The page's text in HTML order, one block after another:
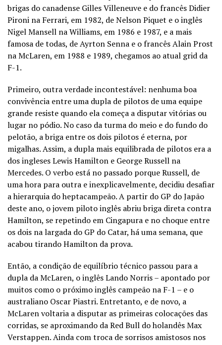
brigas do canadense Gilles Villeneuve e do francês Didier
Pironi na Ferrari, em 1982, de Nelson Piquet e o inglês
Nigel Mansell na Williams, em 1986 e 1987, e a mais
famosa de todas, de Ayrton Senna e o francês Alain Prost
na McLaren, em 1988 e 1989, chegamos ao atual grid da
F-1.
Primeiro, outra verdade incontestável: nenhuma boa
convivência entre uma dupla de pilotos de uma equipe
grande resiste quando ela começa a disputar vitórias ou
lugar no pódio. No caso da turma do meio e do fundo do
pelotão, a briga entre os dois pilotos é eterna, por
migalhas. Assim, a dupla mais equilibrada de pilotos era a
dos ingleses Lewis Hamilton e George Russell na
Mercedes. O verbo está no passado porque Russell, de
uma hora para outra e inexplicavelmente, decidiu desafiar
a hierarquia do heptacampeão. A partir do GP do Japão
deste ano, o jovem piloto inglês abriu briga direta contra
Hamilton, se repetindo em Cingapura e no choque entre
os dois na largada do GP do Catar, há uma semana, que
acabou tirando Hamilton da prova.
Então, a condição de equilíbrio técnico passou para a
dupla da McLaren, o inglês Lando Norris – apontado por
muitos como o próximo inglês campeão na F-1 – e o
australiano Oscar Piastri. Entretanto, e de novo, a
McLaren voltaria a disputar as primeiras colocações das
corridas, se aproximando da Red Bull do holandês Max
Verstappen. Ainda com troca de sorrisos amistosos nos